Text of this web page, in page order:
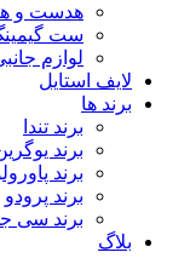
هدست و
ست
لوازم
لایف استایل
برند ها
برند تندا
برند
برند
برند پرودو
برند سی
بلاگ